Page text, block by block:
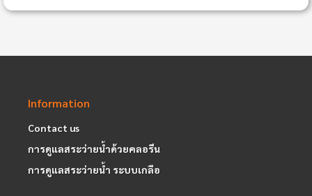
Information
Contact us
การดูแลสระว่ายน้ำด้วยคลอรีน
การดูแลสระว่ายน้ำ ระบบเกลือ